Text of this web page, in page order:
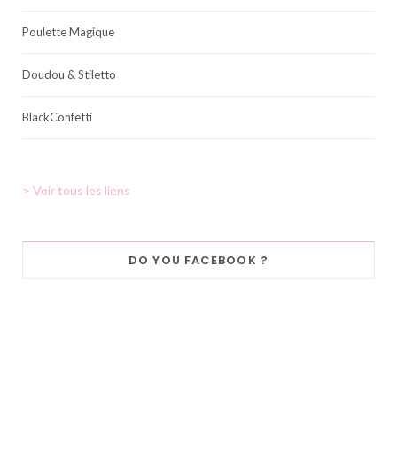
Poulette Magique
Doudou & Stiletto
BlackConfetti
> Voir tous les liens
DO YOU FACEBOOK ?